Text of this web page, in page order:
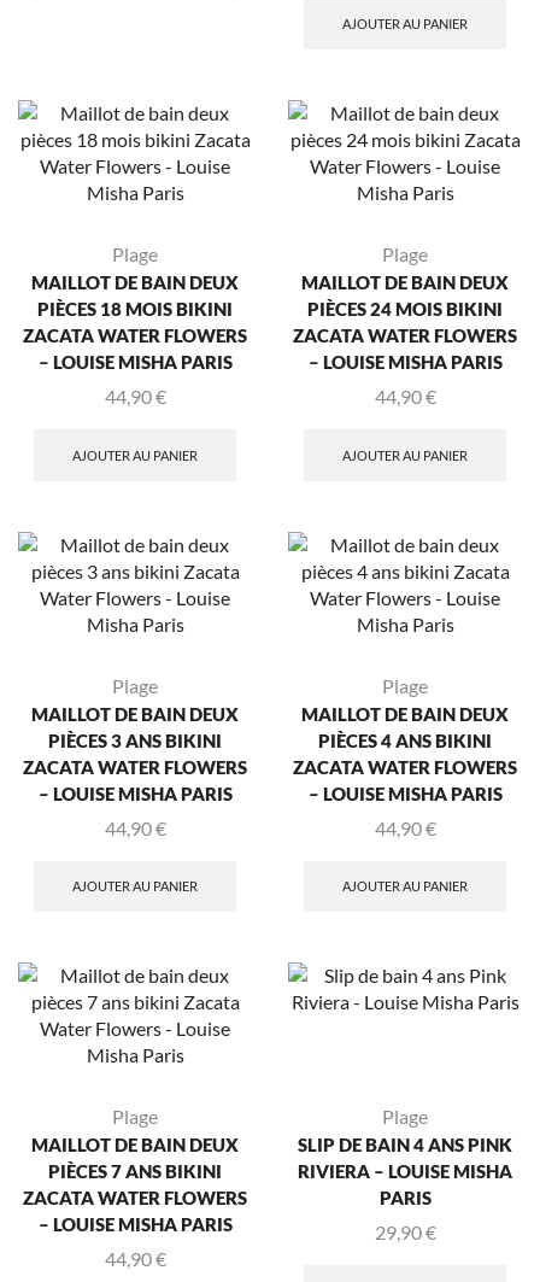
AJOUTER AU PANIER
Plage
MAILLOT DE BAIN DEUX
PIÈCES 18 MOIS BIKINI
ZACATA WATER FLOWERS
– LOUISE MISHA PARIS
44,90€
AJOUTER AU PANIER
Plage
MAILLOT DE BAIN DEUX
PIÈCES 24 MOIS BIKINI
ZACATA WATER FLOWERS
– LOUISE MISHA PARIS
44,90€
AJOUTER AU PANIER
Plage
MAILLOT DE BAIN DEUX
PIÈCES 3 ANS BIKINI
ZACATA WATER FLOWERS
– LOUISE MISHA PARIS
44,90€
AJOUTER AU PANIER
Plage
MAILLOT DE BAIN DEUX
PIÈCES 4 ANS BIKINI
ZACATA WATER FLOWERS
– LOUISE MISHA PARIS
44,90€
AJOUTER AU PANIER
Plage
MAILLOT DE BAIN DEUX
PIÈCES 7 ANS BIKINI
ZACATA WATER FLOWERS
– LOUISE MISHA PARIS
44,90€
Plage
SLIP DE BAIN 4 ANS PINK
RIVIERA – LOUISE MISHA
PARIS
29,90€